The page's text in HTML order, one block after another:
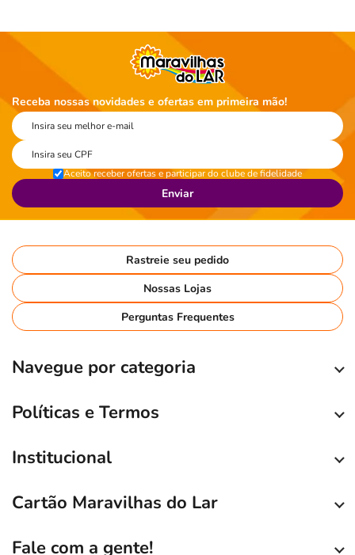
Receba nossas novidades e ofertas em primeira mão!
Aceito receber ofertas e participar do clube de fidelidade
Enviar
Rastreie seu pedido
Nossas Lojas
Perguntas Frequentes
Navegue por categoria
Políticas e Termos
Institucional
Cartão Maravilhas do Lar
Fale com a gente!